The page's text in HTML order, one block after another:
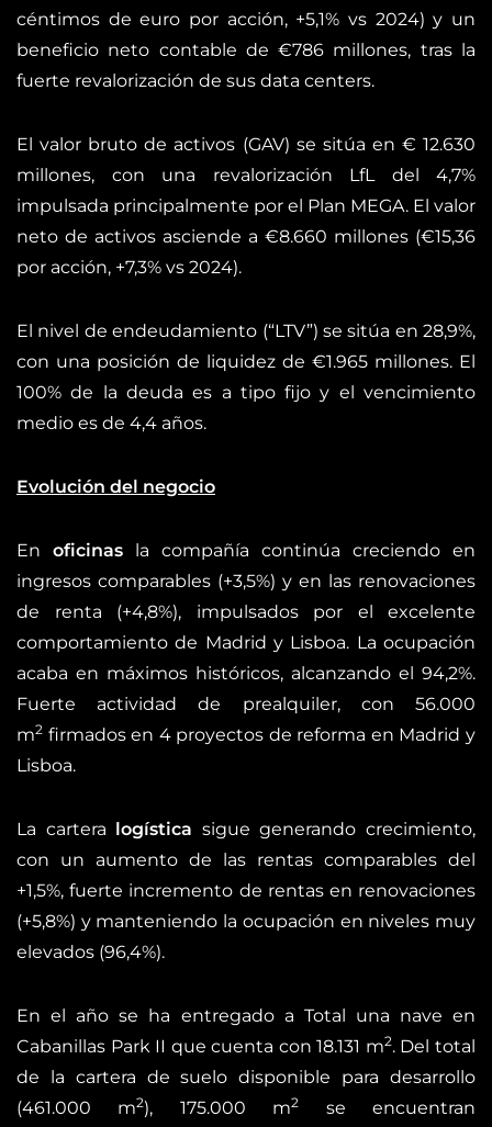
céntimos de euro por acción, +5,1% vs 2024) y un
beneficio neto contable de €786 millones, tras la
fuerte revalorización de sus data centers.
El valor bruto de activos (GAV) se sitúa en € 12.630
millones, con una revalorización LfL del 4,7%
impulsada principalmente por el Plan MEGA. El valor
neto de activos asciende a €8.660 millones (€15,36
por acción, +7,3% vs 2024).
El nivel de endeudamiento (“LTV”) se sitúa en 28,9%,
con una posición de liquidez de €1.965 millones. El
100% de la deuda es a tipo fijo y el vencimiento
medio es de 4,4 años.
Evolución del negocio
En oficinas la compañía continúa creciendo en
ingresos comparables (+3,5%) y en las renovaciones
de renta (+4,8%), impulsados por el excelente
comportamiento de Madrid y Lisboa. La ocupación
acaba en máximos históricos, alcanzando el 94,2%.
Fuerte actividad de prealquiler, con 56.000
m2 firmados en 4 proyectos de reforma en Madrid y
Lisboa.
La cartera logística sigue generando crecimiento,
con un aumento de las rentas comparables del
+1,5%, fuerte incremento de rentas en renovaciones
(+5,8%) y manteniendo la ocupación en niveles muy
elevados (96,4%).
En el año se ha entregado a Total una nave en
Cabanillas Park II que cuenta con 18.131 m2. Del total
de la cartera de suelo disponible para desarrollo
(461.000 m2), 175.000 m2 se encuentran